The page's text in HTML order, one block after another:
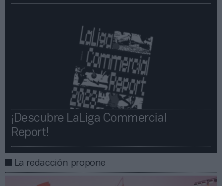
¡Descubre LaLiga Commercial
Report!​​
La redacción propone